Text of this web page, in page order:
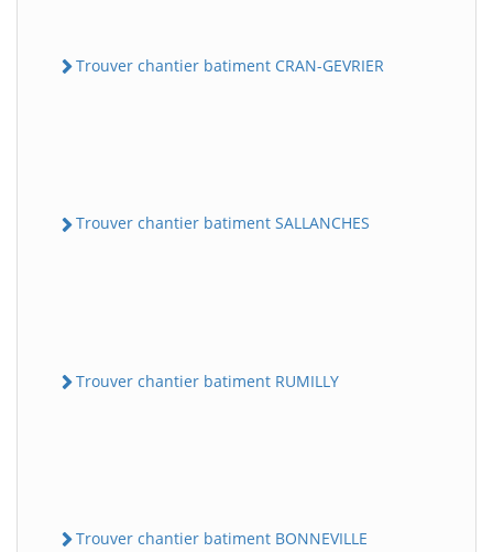
Trouver chantier batiment CRAN-GEVRIER
Trouver chantier batiment SALLANCHES
Trouver chantier batiment RUMILLY
Trouver chantier batiment BONNEVILLE